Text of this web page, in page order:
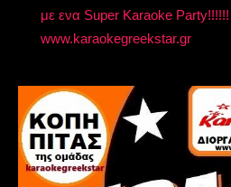
με ενα Super Karaoke Party!!!!!!
www.karaokegreekstar.gr